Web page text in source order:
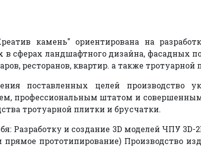
камень" ориентирована на
в сферах ландшафтного дизайна, фасадных
ресторанов, квартир. а также
поставленных целей производство
профессиональным штатом и
тротуарной плитки и брусчатки.
Разработку и создание 3D моделей ЧПУ
прототипирование) Производство